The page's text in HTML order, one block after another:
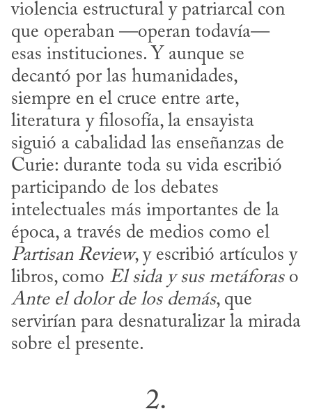
violencia estructural y patriarcal con
que operaban —operan todavía—
esas instituciones. Y aunque se
decantó por las humanidades,
siempre en el cruce entre arte,
literatura y filosofía, la ensayista
siguió a cabalidad las enseñanzas de
Curie: durante toda su vida escribió
participando de los debates
intelectuales más importantes de la
Partisan Review, y escribió artículos y
libros, como El sida y sus metáforas
Ante el dolor de los demás, que
servirían para desnaturalizar la mirada
sobre el presente.
2.